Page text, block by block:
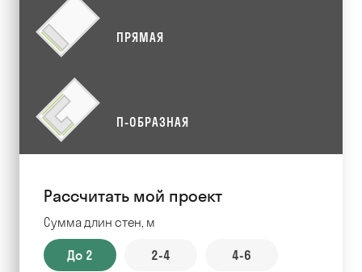
ПРЯМАЯ
П-ОБРАЗНАЯ
Рассчитать мой проект
Сумма длин стен, м
До 2 2-4 4-6